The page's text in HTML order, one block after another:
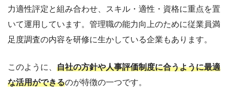
力適性評定と組み合わせ、スキル・適性・資格に重点を置
いて運用しています。管理職の能力向上のために従業員満
足度調査の内容を研修に生かしている企業もあります。
このように、 自社の方針や人事評価制度に合うように最適
な活用ができるのが特徴の一つです。